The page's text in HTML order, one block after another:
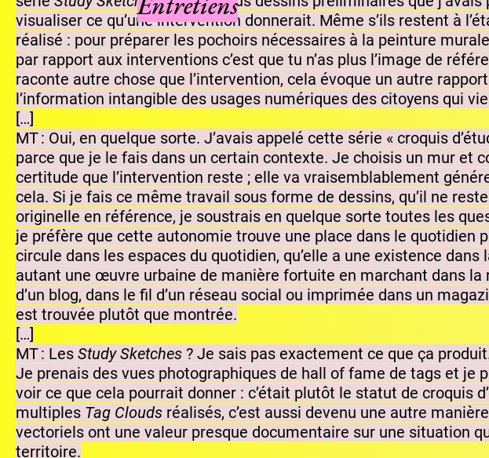
visualiser ce qu’une intervention donnerait. Même s’ils restent à
réalisé : pour préparer les pochoirs nécessaires à la peinture
par rapport aux interventions c’est que tu n’as plus l’image de
raconte autre chose que l’intervention, cela évoque un autre
l’information intangible des usages numériques des citoyens qui
[…]
MT : Oui, en quelque sorte. J’avais appelé cette série « croquis
parce que je le fais dans un certain contexte. Je choisis un mur et
certitude que l’intervention reste ; elle va vraisemblablement
cela. Si je fais ce même travail sous forme de dessins, qu’il ne
originelle en référence, je soustrais en quelque sorte toutes les
je préfère que cette autonomie trouve une place dans le quotidien
circule dans les espaces du quotidien, qu’elle a une existence
autant une œuvre urbaine de manière fortuite en marchant dans
d’un blog, dans le fil d’un réseau social ou imprimée dans un
est trouvée plutôt que montrée.
[…]
MT : Les Study Sketches ? Je sais pas exactement ce que ça
Je prenais des vues photographiques de hall of fame de tags et je
voir ce que cela pourrait donner : c’était plutôt le statut de croquis
multiples Tag Clouds réalisés, c’est aussi devenu une autre
vectoriels ont une valeur presque documentaire sur une situation
territoire.